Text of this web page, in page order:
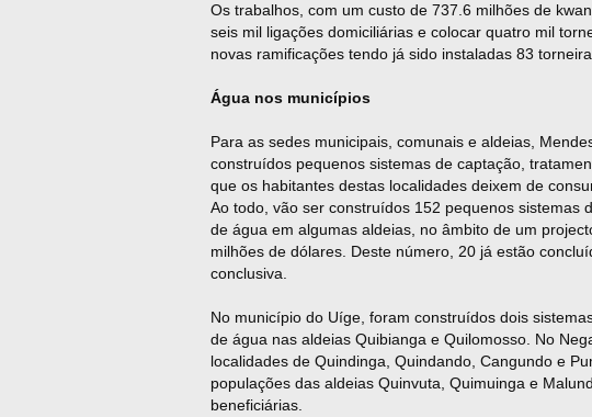
Os trabalhos, com um custo de 737.6 milhões de
seis mil ligações domiciliárias e colocar quatro mil
novas ramificações tendo já sido instaladas 83
Água nos municípios
Para as sedes municipais, comunais e aldeias,
construídos pequenos sistemas de captação,
que os habitantes destas localidades deixem de
Ao todo, vão ser construídos 152 pequenos sistemas
de água em algumas aldeias, no âmbito de um
milhões de dólares. Deste número, 20 já estão
conclusiva.
No município do Uíge, foram construídos dois
de água nas aldeias Quibianga e Quilomosso. No
localidades de Quindinga, Quindando, Cangundo e
populações das aldeias Quinvuta, Quimuinga e
beneficiárias.